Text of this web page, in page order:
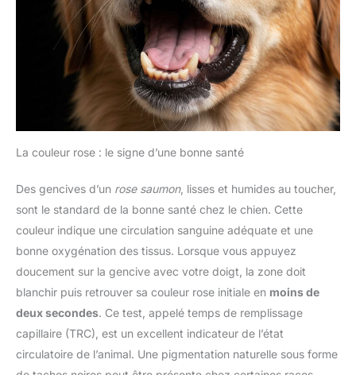
La couleur rose : le signe d’une bonne santé
Des gencives d’un rose saumon, lisses et humides au toucher,
sont le standard de la bonne santé chez le chien. Cette
couleur indique une circulation sanguine adéquate et une
bonne oxygénation des tissus. Lorsque vous appuyez
doucement sur la gencive avec votre doigt, la zone doit
blanchir puis retrouver sa couleur rose initiale en moins de
deux secondes. Ce test, appelé temps de remplissage
capillaire (TRC), est un excellent indicateur de l’état
circulatoire de l’animal. Une pigmentation naturelle sous forme